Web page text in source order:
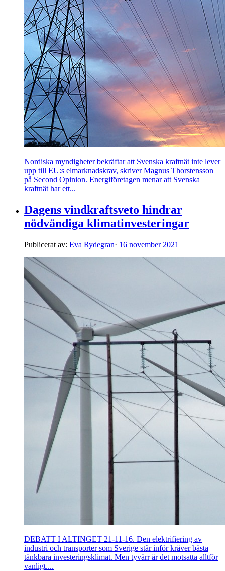
Nordiska myndigheter bekräftar att Svenska kraftnät inte lever
upp till EU:s elmarknadskrav, skriver Magnus Thorstensson
på Second Opinion. Energiföretagen menar att Svenska
kraftnät har ett...
Dagens vindkraftsveto hindrar
nödvändiga klimatinvesteringar
Publicerat av: Eva Rydegran· 16 november 2021
DEBATT I ALTINGET 21-11-16. Den elektrifiering av
industri och transporter som Sverige står inför kräver bästa
tänkbara investeringsklimat. Men tyvärr är det motsatta alltför
vanligt....